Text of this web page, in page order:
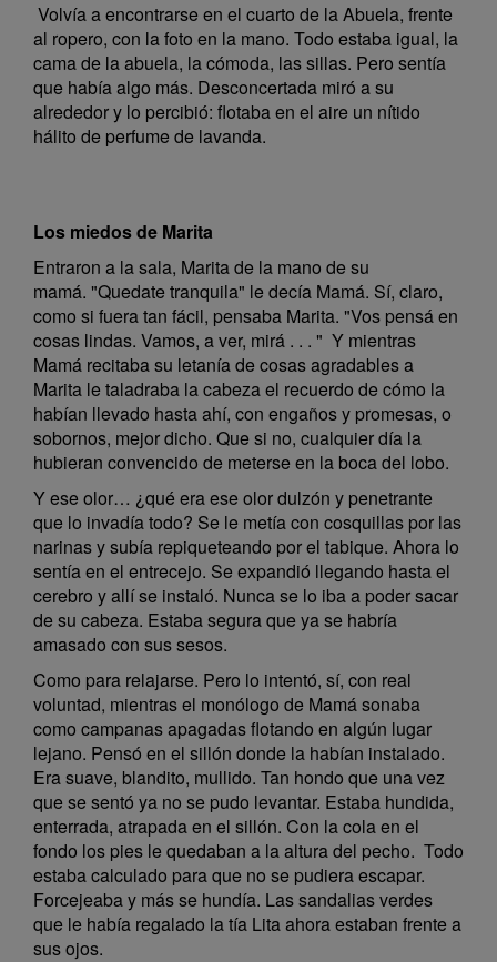
Volvía a encontrarse en el cuarto de la Abuela, frente
al ropero, con la foto en la mano. Todo estaba igual, la
cama de la abuela, la cómoda, las sillas. Pero sentía
que había algo más. Desconcertada miró a su
alrededor y lo percibió: flotaba en el aire un nítido
hálito de perfume de lavanda.
Los miedos de Marita
Entraron a la sala, Marita de la mano de su
mamá. "Quedate tranquila" le decía Mamá. Sí, claro,
como si fuera tan fácil, pensaba Marita. "Vos pensá en
cosas lindas. Vamos, a ver, mirá . . . " Y mientras
Mamá recitaba su letanía de cosas agradables a
Marita le taladraba la cabeza el recuerdo de cómo la
habían llevado hasta ahí, con engaños y promesas, o
sobornos, mejor dicho. Que si no, cualquier día la
hubieran convencido de meterse en la boca del lobo.
Y ese olor… ¿qué era ese olor dulzón y penetrante
que lo invadía todo? Se le metía con cosquillas por las
narinas y subía repiqueteando por el tabique. Ahora lo
sentía en el entrecejo. Se expandió llegando hasta el
cerebro y allí se instaló. Nunca se lo iba a poder sacar
de su cabeza. Estaba segura que ya se habría
amasado con sus sesos.
Como para relajarse. Pero lo intentó, sí, con real
voluntad, mientras el monólogo de Mamá sonaba
como campanas apagadas flotando en algún lugar
lejano. Pensó en el sillón donde la habían instalado.
Era suave, blandito, mullido. Tan hondo que una vez
que se sentó ya no se pudo levantar. Estaba hundida,
enterrada, atrapada en el sillón. Con la cola en el
fondo los pies le quedaban a la altura del pecho. Todo
estaba calculado para que no se pudiera escapar.
Forcejeaba y más se hundía. Las sandalias verdes
que le había regalado la tía Lita ahora estaban frente a
sus ojos.